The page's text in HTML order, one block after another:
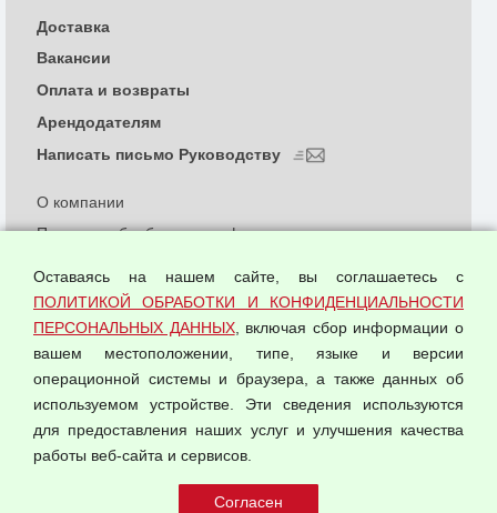
© 2026 ООО "Феникс"
О компании
Политика обработки и конфиденциальности
Согласием на обработку персональных данных
Оферта оптовой купли-продажи
Публичная оферта
Доставка
Вакансии
Оплата и возвраты
Арендодателям
Написать письмо Руководству
Оставаясь на нашем сайте, вы соглашаетесь с
ПОЛИТИКОЙ ОБРАБОТКИ И КОНФИДЕНЦИАЛЬНОСТИ
ПЕРСОНАЛЬНЫХ ДАННЫХ, включая сбор информации о
вашем местоположении, типе, языке и версии
операционной системы и браузера, а также данных об
используемом устройстве. Эти сведения используются
для предоставления наших услуг и улучшения качества
работы веб-сайта и сервисов.